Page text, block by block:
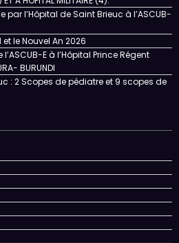
par l’Hôpital de Saint Brieuc à l’ASCUB-
et le Nouvel An 2026
E à l’Hôpital Prince Régent
BURUNDI
: 2 Scopes de pédiatre et 9 scopes de